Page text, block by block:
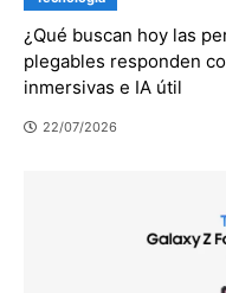
¿Qué buscan hoy las
plegables responden
inmersivas e IA útil
22/07/2026